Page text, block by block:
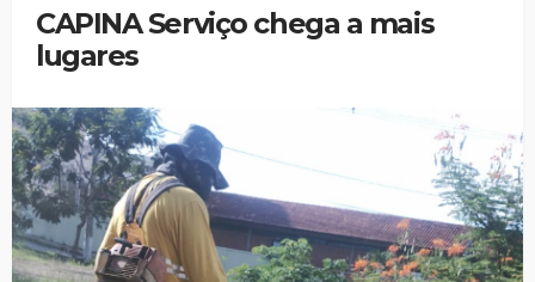
CAPINA Serviço chega a mais
lugares